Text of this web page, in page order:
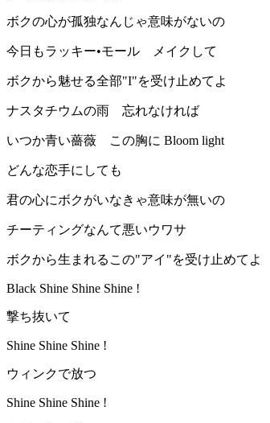
ボクの心が孤独なんじゃ意味がないの
今日もラッキー•モール メイクして
ボクから魅せる全部"I"を受け止めてよ
ナスタチウムの雨 忘れなければ
いつか青い薔薇 この胸に Bloom light
どんな恋手にしても
君の心にボクがいなきゃ意味が無いの
チーティングなんて悪いウワサ
ボクから生まれるこの"アイ"を受け止めてよ
Black Shine Shine Shine !
撃ち抜いて
Shine Shine Shine !
ウィンクで放つ
Shine Shine Shine !